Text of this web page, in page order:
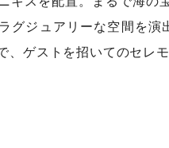
グジュアリーな空間を
、ゲストを招いてのセレ